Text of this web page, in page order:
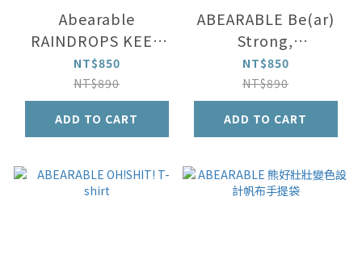
Abearable
RAINDROPS KEEP
FALLING ON MY
HEAD T-shirt
NT$850
NT$890
ADD TO CART
ABEARABLE Be(ar)
Strong,
(WHITE/GREY)
NT$850
NT$890
ADD TO CART